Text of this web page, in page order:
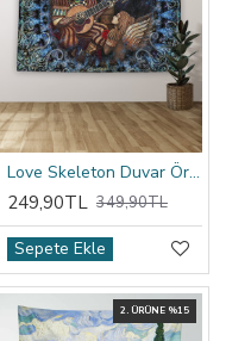
Love Skeleton Duvar Örtüsü
249,90TL 349,90TL
Sepete Ekle
2. ÜRÜNE %15